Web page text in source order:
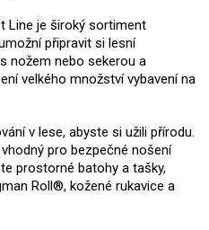
Line je široký sortiment
připravit si lesní
nožem nebo sekerou a
velkého množství vybavení na
v lese, abyste si užili přírodu.
pro bezpečné nošení
prostorné batohy a tašky,
Roll®, kožené rukavice a